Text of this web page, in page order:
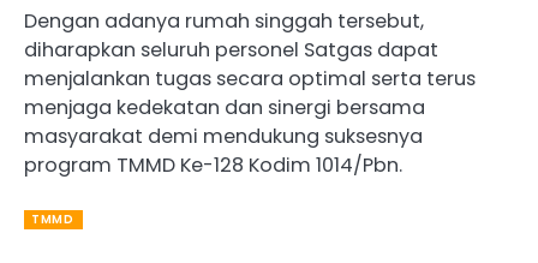
Dengan adanya rumah singgah tersebut,
diharapkan seluruh personel Satgas dapat
menjalankan tugas secara optimal serta terus
menjaga kedekatan dan sinergi bersama
masyarakat demi mendukung suksesnya
program TMMD Ke-128 Kodim 1014/Pbn.
TMMD